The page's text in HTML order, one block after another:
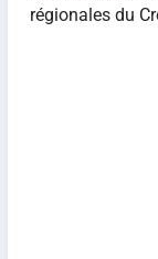
régionales du